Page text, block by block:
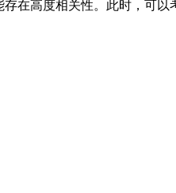
在高度相关性。此时，可